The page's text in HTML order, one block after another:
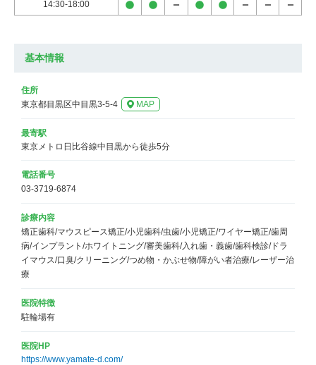
14:30-18:00
基本情報
住所
東京都目黒区中目黒3-5-4
MAP
最寄駅
東京メトロ日比谷線中目黒から徒歩5分
電話番号
03-3719-6874
診療内容
矯正歯科/マウスピース矯正/小児歯科/虫歯/小児矯正/ワイヤー矯正/歯周
病/インプラント/ホワイトニング/審美歯科/入れ歯・義歯/歯科検診/ドラ
イマウス/口臭/クリーニング/つめ物・かぶせ物/障がい者治療/レーザー治
療
医院特徴
駐輪場有
医院HP
https://www.yamate-d.com/